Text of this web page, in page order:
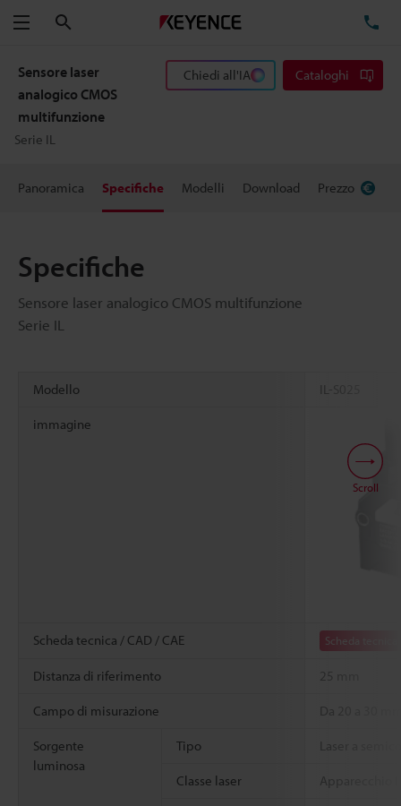
Menu
Sensore laser
analogico CMOS
multifunzione
Serie IL
Chiedi all'IA Cataloghi
Panoramica Specifiche Modelli Download Prezzo
Specifiche
Sensore laser analogico CMOS multifunzione
Serie IL
Modello IL-S025
immagine
Scheda tecnica / CAD / CAE Scheda tecnica
Distanza di riferimento 25 mm
Campo di misurazione Da 20 a 30
Sorgente
luminosa
Tipo Laser a
Classe laser Apparecchio
Scroll